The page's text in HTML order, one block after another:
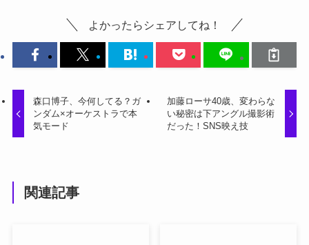
よかったらシェアしてね！
森口博子、今何してる？ガ
ンダム×オーケストラで本
気モード
加藤ローサ40歳、変わらな
い秘密は下アングル撮影術
だった！SNS映え技
関連記事